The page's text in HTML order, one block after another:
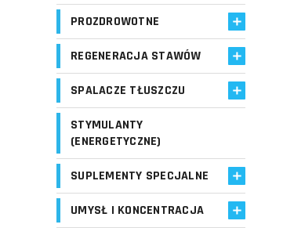
PROZDROWOTNE
REGENERACJA STAWÓW
SPALACZE TŁUSZCZU
STYMULANTY
(ENERGETYCZNE)
SUPLEMENTY SPECJALNE
UMYSŁ I KONCENTRACJA
Do koszyka
Porównaj
Schowek